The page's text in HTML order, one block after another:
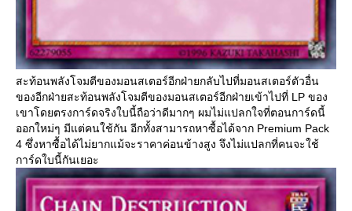
สะท้อนพลังโจมตีของมอนสเตอร์อีกฝ่ายกลับไปที่มอนสเตอร์ตัวอื่น
ของอีกฝ่ายสะท้อนพลังโจมตีของมอนสเตอร์อีกฝ่ายเข้าไปที่ LP ของ
เขาโดยตรงการ์ดจริงใบนี้ถือว่าดีมากๆ ผมไม่แปลกใจที่ตอนการ์ดนี้
ออกใหม่ๆ มีแต่คนใช้กัน อีกทั้งสามารถหาซื้อได้จาก Premium Pack
4 ซึ่งหาซื้อได้ไม่ยากแม้จะราคาค่อนข้างสูง จึงไม่แปลกที่คนจะใช้
การ์ดใบนี้กันเยอะ